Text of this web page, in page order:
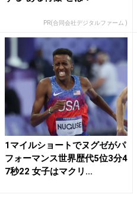
PR(合同会社デジタルファーム )
1マイルショートでヌグゼがパ
フォーマンス世界歴代5位3分4
7秒22 女子はマクリ...